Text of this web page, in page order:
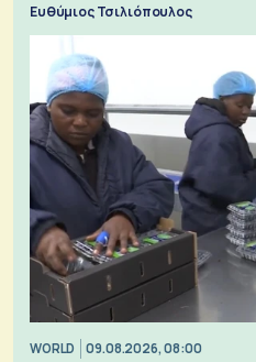
Ευθύμιος Τσιλιόπουλος
WORLD 09.08.2026, 08:00